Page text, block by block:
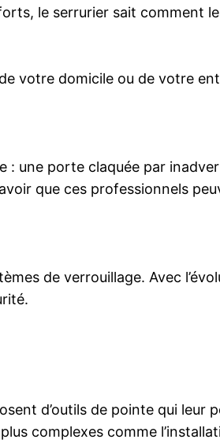
le serrurier sait comment
votre domicile ou de votre
: une porte claquée par
que ces professionnels
de verrouillage. Avec
d’outils de pointe qui leur
complexes comme